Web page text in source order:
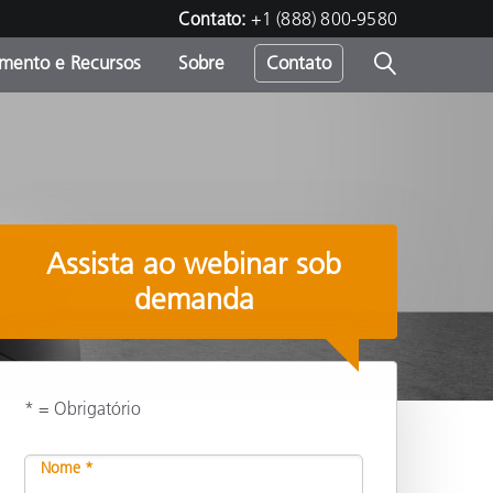
Contato: +1 (888) 800-9580
e Recursos Sobre Contato
Compartilhar
Assista ao webinar sob
demanda
* = Obrigatório
Nome *